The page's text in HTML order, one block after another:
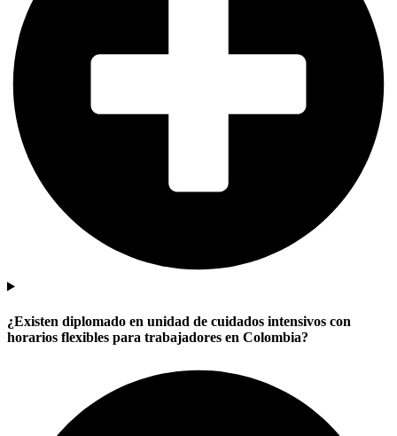
¿Existen diplomado en unidad de cuidados intensivos con
horarios flexibles para trabajadores en Colombia?